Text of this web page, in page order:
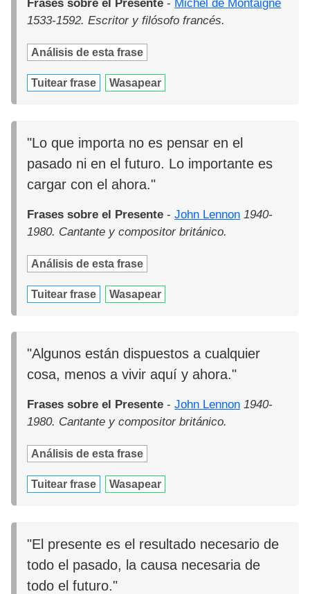
Frases sobre el Presente - Michel de Montaigne
1533-1592. Escritor y filósofo francés.
Análisis de esta frase
Tuitear frase Wasapear
"Lo que importa no es pensar en el
pasado ni en el futuro. Lo importante es
cargar con el ahora."
Frases sobre el Presente -John Lennon 1940-
1980. Cantante y compositor británico.
Análisis de esta frase
Tuitear frase Wasapear
"Algunos están dispuestos a cualquier
cosa, menos a vivir aquí y ahora."
Frases sobre el Presente -John Lennon 1940-
1980. Cantante y compositor británico.
Análisis de esta frase
Tuitear frase Wasapear
"El presente es el resultado necesario de
todo el pasado, la causa necesaria de
todo el futuro."